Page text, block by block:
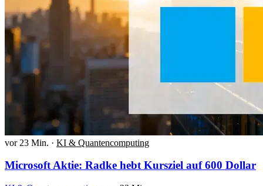
vor 23 Min. · KI & Quantencomputing
Microsoft Aktie: Radke hebt Kursziel auf 600 Dollar